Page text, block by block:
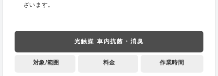
ざいます。
光触媒 車内抗菌・消臭
対象/範囲 料金 作業時間